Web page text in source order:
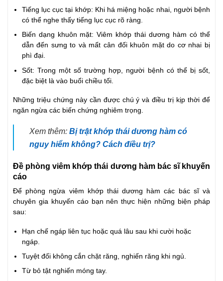
Tiếng lục cục tại khớp: Khi há miệng hoặc nhai, người bệnh
có thể nghe thấy tiếng lục cục rõ ràng.
Biến dạng khuôn mặt: Viêm khớp thái dương hàm có thể
dẫn đến sưng to và mất cân đối khuôn mặt do cơ nhai bị
phì đại.
Sốt: Trong một số trường hợp, người bệnh có thể bị sốt,
đặc biệt là vào buổi chiều tối.
Những triệu chứng này cần được chú ý và điều trị kịp thời để
ngăn ngừa các biến chứng nghiêm trọng.
Xem thêm: Bị trật khớp thái dương hàm có
nguy hiểm không? Cách điều trị?
Đề phòng viêm khớp thái dương hàm bác sĩ khuyến
cáo
Để phòng ngừa viêm khớp thái dương hàm các bác sĩ và
chuyên gia khuyến cáo bạn nên thực hiện những biện pháp
sau:
Hạn chế ngáp liên tục hoặc quá lâu sau khi cười hoặc
ngáp.
Tuyệt đối không cắn chặt răng, nghiến răng khi ngủ.
Từ bỏ tật nghiến móng tay.